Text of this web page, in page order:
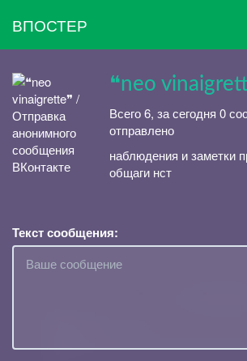
ВПОСТЕР
❝neo
Всего 6, за сегодня 0
отправлено
наблюдения и заметки
общаги нст
Текст сообщения: